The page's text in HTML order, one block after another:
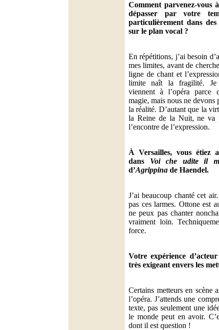
Comment parvenez-vous
dépasser par votre
particulièrement dans
sur le plan vocal ?
En répétitions, j’ai besoin
mes limites, avant de
ligne de chant et
limite naît la fragilité. Je
viennent à l’opéra parce
magie, mais nous ne devons
la réalité. D’autant que la
la Reine de la Nuit, ne va
l’encontre de l’expression.
À Versailles, vous étiez
dans Voi che udite il
d’Agrippina de Haendel.
J’ai beaucoup chanté cet
pas ces larmes. Ottone est
ne peux pas chanter
vraiment loin.
force.
Votre expérience
très exigeant envers les
Certains metteurs en scène
l’opéra. J’attends une
texte, pas seulement une
le monde peut en avoir.
dont il est question !